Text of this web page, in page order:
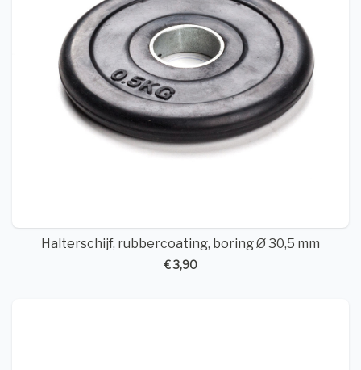
Halterschijf, rubbercoating, boring Ø 30,5 mm
€ 3,90